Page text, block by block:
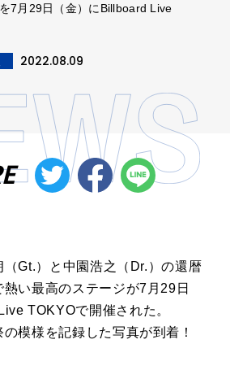
7月29日（金）にBillboard Live
2022.08.09
（Gt.）と中園浩之（Dr.）の還暦
い最高のステージが7月29日
TOKYOで開催された。
模様を記録した写真が到着！